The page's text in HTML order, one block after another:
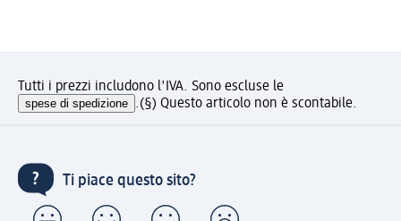
Tutti i prezzi includono l'IVA. Sono escluse le
spese di spedizione .(§) Questo articolo non è scontabile.
Ti piace questo sito?